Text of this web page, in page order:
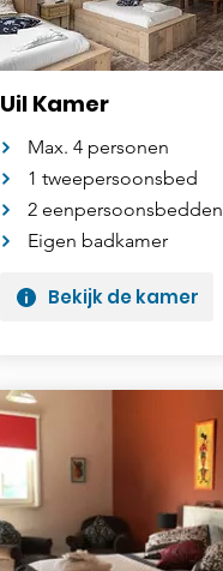
Uil Kamer
Max. 4 personen
1 tweepersoonsbed
2 eenpersoonsbedden
Eigen badkamer
Bekijk de kamer